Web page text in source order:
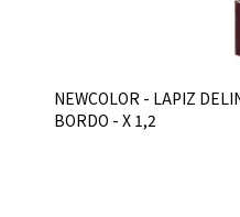
NEWCOLOR - LAPIZ
BORDO - X 1,2